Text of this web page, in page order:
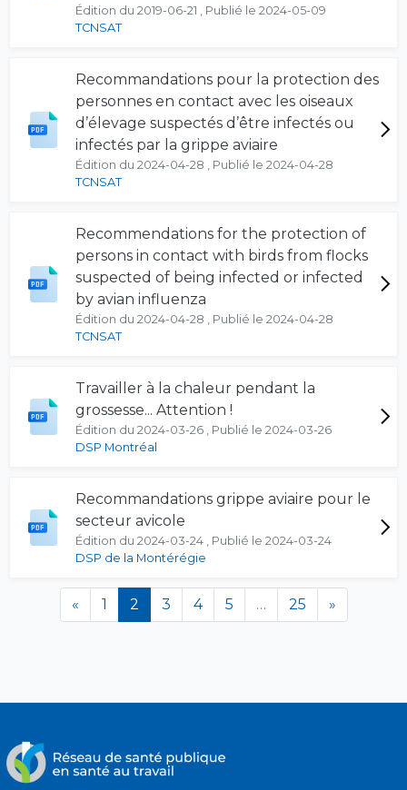
Édition du 2019-06-21 , Publié le 2024-05-09
TCNSAT
Recommandations pour la protection des
personnes en contact avec les oiseaux
d’élevage suspectés d’être infectés ou
infectés par la grippe aviaire
Édition du 2024-04-28 , Publié le 2024-04-28
TCNSAT
Recommendations for the protection of
persons in contact with birds from flocks
suspected of being infected or infected
by avian influenza
Édition du 2024-04-28 , Publié le 2024-04-28
TCNSAT
Travailler à la chaleur pendant la
grossesse... Attention !
Édition du 2024-03-26 , Publié le 2024-03-26
DSP Montréal
Recommandations grippe aviaire pour le
secteur avicole
Édition du 2024-03-24 , Publié le 2024-03-24
DSP de la Montérégie
« 1 2 (en cours)
3 4 5 … 25 »